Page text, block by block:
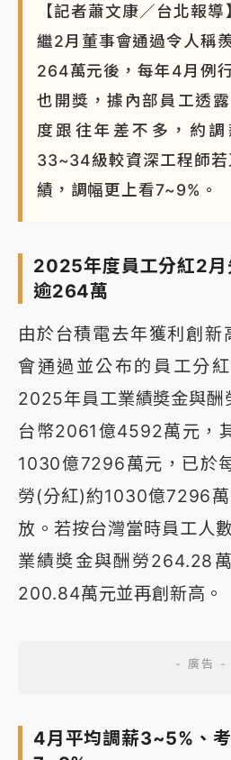
【記者蕭文康／台北報
繼2月董事會通過令人稱
264萬元後，每年4月例
也開獎，據內部員工透
度跟往年差不多，約調
33~34級較資深工程師
績，調幅更上看7~9%。
2025年度員工分紅2月
逾264萬
由於台積電去年獲利創
會通過並公布的員工分
2025年員工業績奬金與酬
台幣2061億4592萬元，
1030億7296萬元，已於
勞(分紅)約1030億7296
放。若按台灣當時員工人
業績奬金與酬勞264.28
200.84萬元並再創新高。
4月平均調薪3~5%、